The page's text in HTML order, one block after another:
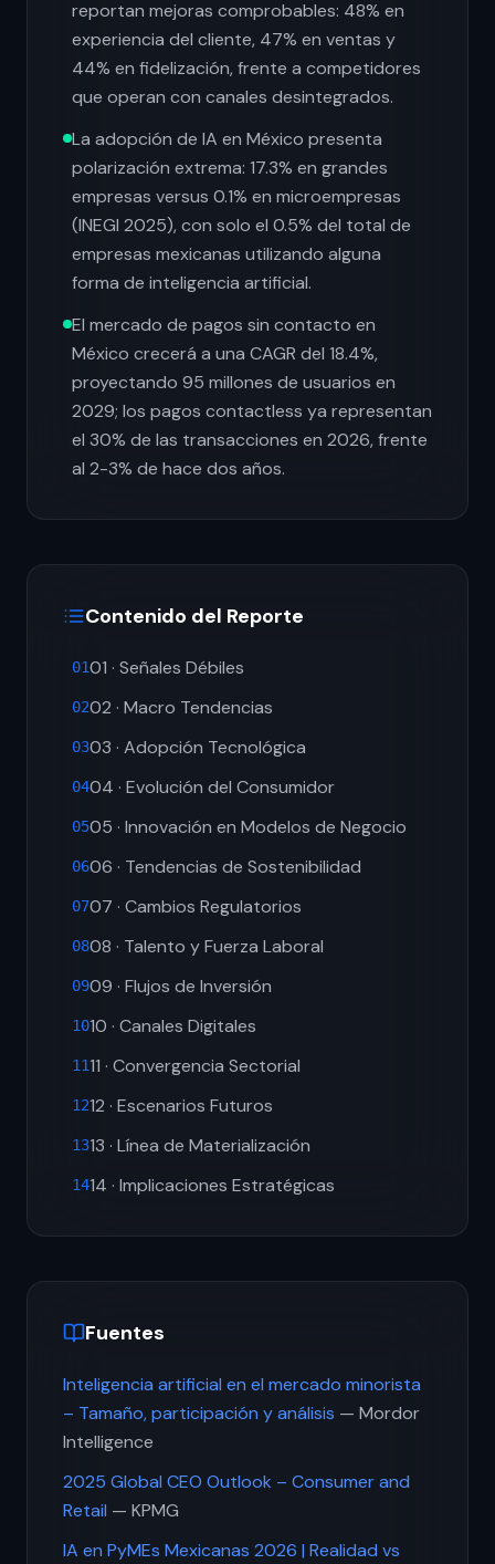
reportan mejoras comprobables: 48% en
experiencia del cliente, 47% en ventas y
44% en fidelización, frente a competidores
que operan con canales desintegrados.
La adopción de IA en México presenta
polarización extrema: 17.3% en grandes
empresas versus 0.1% en microempresas
(INEGI 2025), con solo el 0.5% del total de
empresas mexicanas utilizando alguna
forma de inteligencia artificial.
El mercado de pagos sin contacto en
México crecerá a una CAGR del 18.4%,
proyectando 95 millones de usuarios en
2029; los pagos contactless ya representan
el 30% de las transacciones en 2026, frente
al 2-3% de hace dos años.
Contenido del Reporte
0101 · Señales Débiles
0202 · Macro Tendencias
0303 · Adopción Tecnológica
0404 · Evolución del Consumidor
0505 · Innovación en Modelos de Negocio
0606 · Tendencias de Sostenibilidad
0707 · Cambios Regulatorios
0808 · Talento y Fuerza Laboral
0909 · Flujos de Inversión
1010 · Canales Digitales
1111 · Convergencia Sectorial
1212 · Escenarios Futuros
1313 · Línea de Materialización
1414 · Implicaciones Estratégicas
Fuentes
Inteligencia artificial en el mercado minorista
– Tamaño, participación y análisis — Mordor
Intelligence
2025 Global CEO Outlook – Consumer and
Retail — KPMG
IA en PyMEs Mexicanas 2026 | Realidad vs